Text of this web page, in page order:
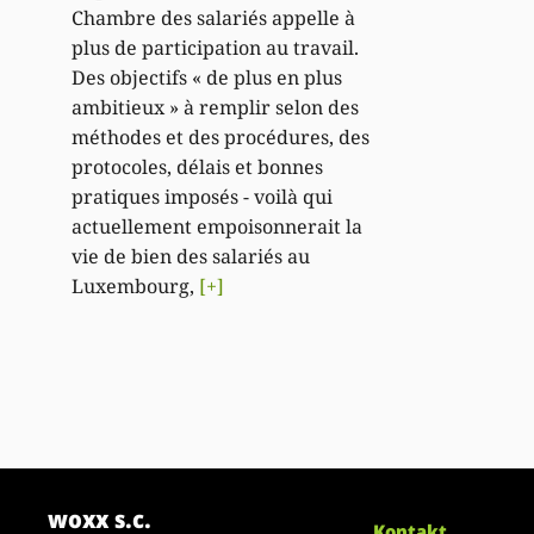
Chambre des salariés appelle à
plus de participation au travail.
Des objectifs « de plus en plus
ambitieux » à remplir selon des
méthodes et des procédures, des
protocoles, délais et bonnes
pratiques imposés - voilà qui
actuellement empoisonnerait la
vie de bien des salariés au
Luxembourg, [+]
woxx s.c.